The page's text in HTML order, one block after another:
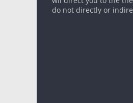
do not directly or